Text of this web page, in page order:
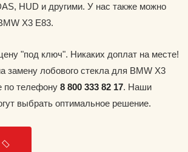
HUD и другими. У нас также можно
X3 E83.
"под ключ". Никаких доплат на месте!
замену лобового стекла для BMW X3
по телефону 8 800 333 82 17. Наши
выбрать оптимальное решение.